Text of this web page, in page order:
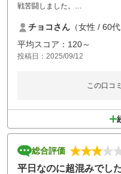
戦苦闘しました。
じました。
でもロケーションは素晴らし
スタッフさんもたくさんおられ
もっと練習して来年も是非チャ
チョコさん （女性 / 60代
平均スコア：120～
投稿日：2025/09/12
この口コ
総合評価
平日なのに超混みでし